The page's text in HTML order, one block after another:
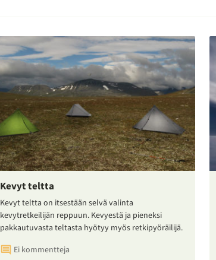
Kevyt teltta
Kevyt teltta on itsestään selvä valinta
kevytretkeilijän reppuun. Kevyestä ja pieneksi
pakkautuvasta teltasta hyötyy myös retkipyöräilijä.
Ei kommentteja